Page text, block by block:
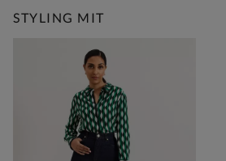
STYLING MIT